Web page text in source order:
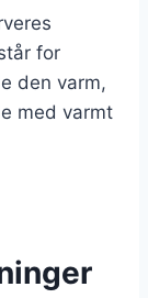
for
den varm,
med varmt